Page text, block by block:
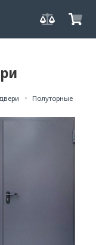
Полуторные